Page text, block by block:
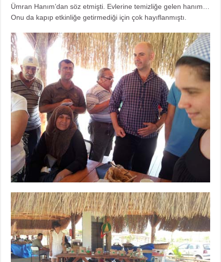
Ümran Hanım’dan söz etmişti. Evlerine temizliğe gelen hanım…
Onu da kapıp etkinliğe getirmediği için çok hayıflanmıştı.